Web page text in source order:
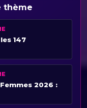
thème
147
2026 :